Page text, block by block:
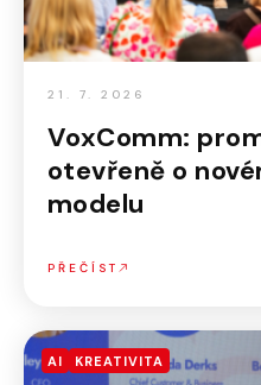
21. 7. 2026
VoxComm:
otevřeně o
modelu
PŘEČÍST
AI KREATIVITA